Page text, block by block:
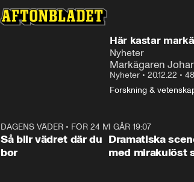
Här kastar
Nyheter
Markägaren
Nyheter • 20.12.22 •
Forskning &
1:06
DAGENS VÄDER • FÖR 24 MIN SEN
Så blir vädret där du
bor
I GÅR 19:07
Dramatiska
med mirakulöst